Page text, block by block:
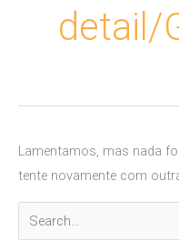
detail/
Lamentamos, mas nada
tente novamente com
Pesquisar
por: